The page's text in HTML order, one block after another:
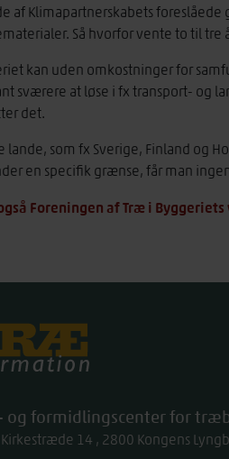
af Klimapartnerskabets
Så hvorfor vente to til tre
kan uden omkostninger for
sværere at løse i fx transport- og
det.
lande, som fx Sverige, Finland og
en specifik grænse, får man
Foreningen af Træ i
og formidlingscenter for
14 2800 Kongens